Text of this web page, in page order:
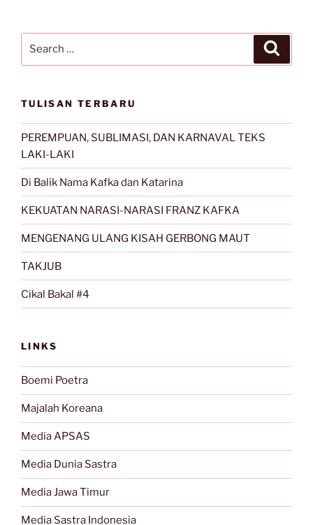
TULISAN TERBARU
PEREMPUAN, SUBLIMASI, DAN KARNAVAL TEKS
LAKI-LAKI
Di Balik Nama Kafka dan Katarina
KEKUATAN NARASI-NARASI FRANZ KAFKA
MENGENANG ULANG KISAH GERBONG MAUT
TAKJUB
Cikal Bakal #4
LINKS
Boemi Poetra
Majalah Koreana
Media APSAS
Media Dunia Sastra
Media Jawa Timur
Media Sastra Indonesia